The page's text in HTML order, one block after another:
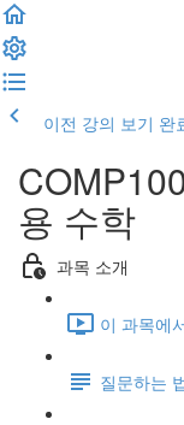
이전 강의 보기 완
용 수학
과목 소개
이 과목에
질문하는